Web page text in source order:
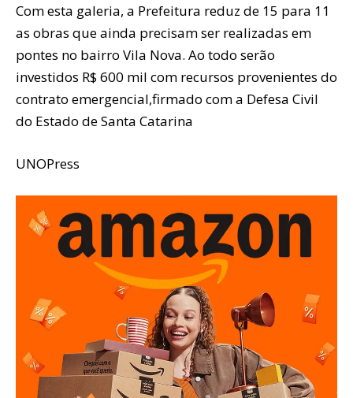
Com esta galeria, a Prefeitura reduz de 15 para 11
as obras que ainda precisam ser realizadas em
pontes no bairro Vila Nova. Ao todo serão
investidos R$ 600 mil com recursos provenientes do
contrato emergencial,firmado com a Defesa Civil
do Estado de Santa Catarina
UNOPress